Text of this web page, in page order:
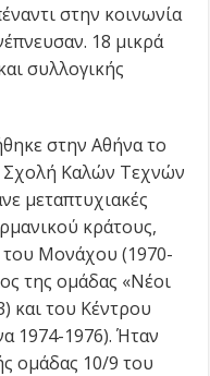
στην κοινωνία
18 μικρά
συλλογικής
στην Αθήνα το
Σχολή Καλών Τεχνών
μεταπτυχιακές
κράτους,
Μονάχου (1970-
της ομάδας «Νέοι
και του Κέντρου
1974-1976). Ήταν
ομάδας 10/9 του